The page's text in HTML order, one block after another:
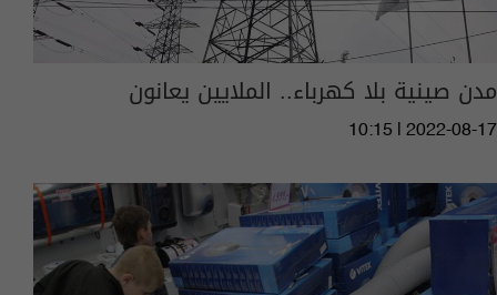
مدن صينية بلا كهرباء.. الملايين يعانون
10:15 | 2022-08-17